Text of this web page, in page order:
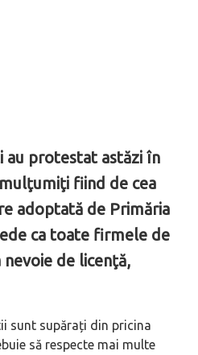
au protestat astăzi în
fiind de cea
adoptată de Primăria
ca toate firmele de
de licenţă,
sunt supărați din pricina
să respecte mai multe